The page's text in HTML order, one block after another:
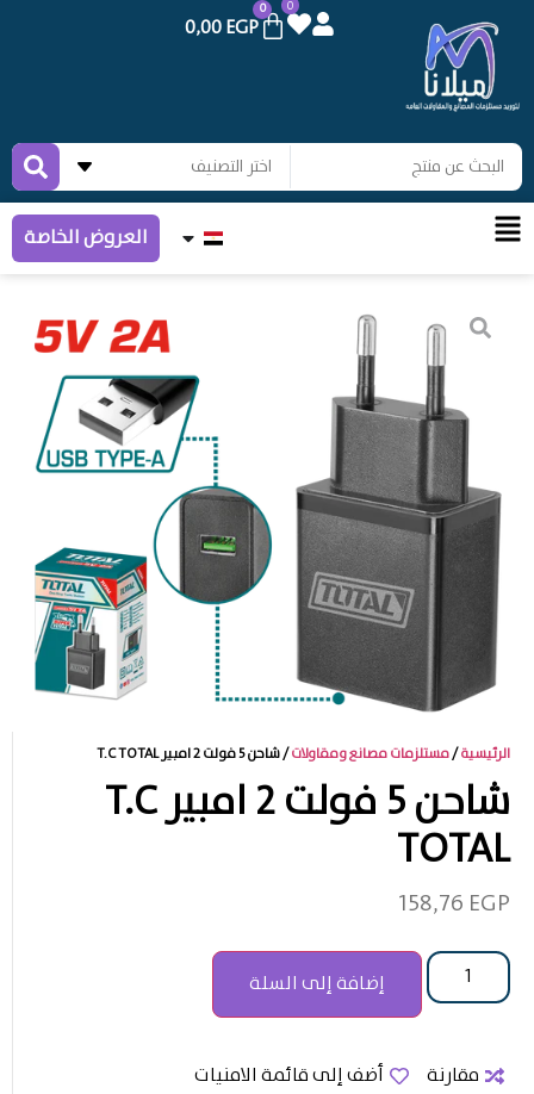
0
0,00EGP
0
العروض الخاصة
الرئيسية/مستلزمات مصانع ومقاولات/ شاحن 5 فولت 2 امبير T.C TOTAL
شاحن 5 فولت 2 امبير T.C
TOTAL
158,76 EGP
إضافة إلى السلة
مقارنة
أضف إلى قائمة الامنيات